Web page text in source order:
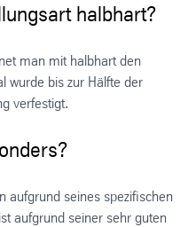
halbhart?
man mit halbhart den
wurde bis zur Hälfte der
verfestigt.
aufgrund seines spezifischen
aufgrund seiner sehr guten